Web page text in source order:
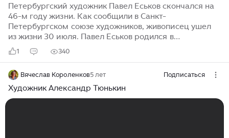
Петербургский художник Павел Еськов скончался на
46-м году жизни. Как сообщили в Санкт-
Петербургском союзе художников, живописец ушел
из жизни 30 июля. Павел Еськов родился в
Ленинграде в 1981 году. Он окончил академию
художеств имени Репина. Как отметили в союзе
солнцу, в котором академический реализм
сочетается с импрессионизмом. Членом Санкт-
Петербургского союза художников Еськов был с 2009
1 340
Вячеслав Короленков5 лет Подписаться
Художник Александр Тюнькин